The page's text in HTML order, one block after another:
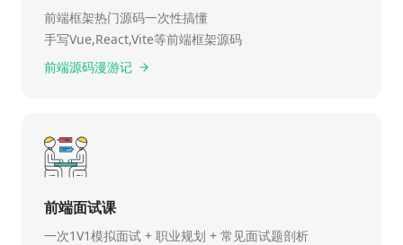
前端框架热门源码一次性搞懂
手写Vue,React,Vite等前端框架源码
前端源码漫游记
前端面试课
一次1V1模拟面试 + 职业规划 + 常见面试题剖析